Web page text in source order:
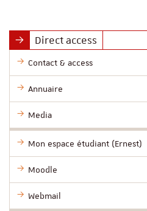
Direct access
Contact & access
Annuaire
Media
Mon espace étudiant (Ernest)
Moodle
Webmail